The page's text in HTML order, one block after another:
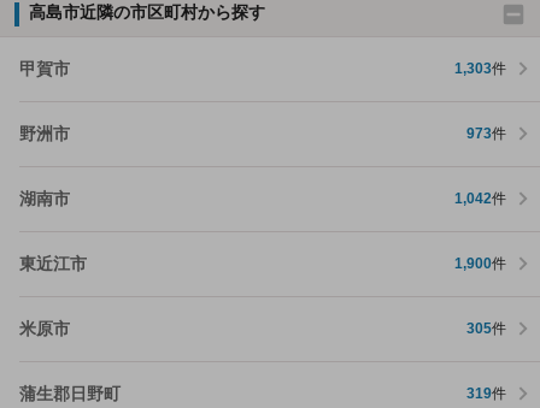
高島市近隣の市区町村から探す
甲賀市 1,303件
野洲市 973件
湖南市 1,042件
東近江市 1,900件
米原市 305件
蒲生郡日野町 319件